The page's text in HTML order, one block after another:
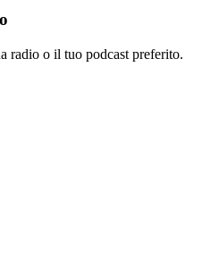
radio o il tuo podcast preferito.